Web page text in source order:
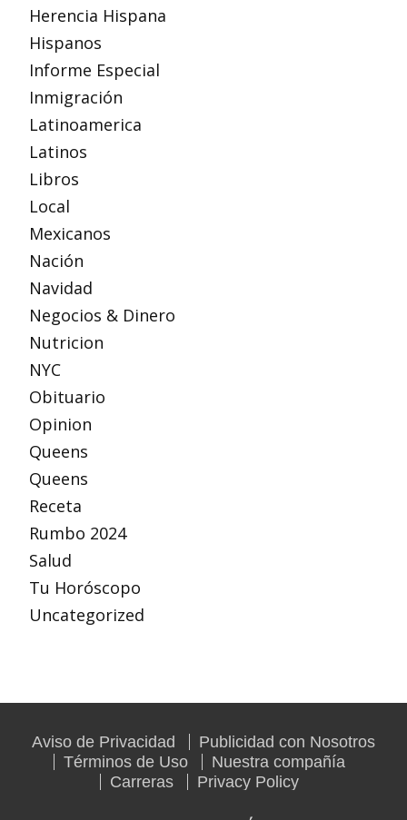
Herencia Hispana
Hispanos
Informe Especial
Inmigración
Latinoamerica
Latinos
Libros
Local
Mexicanos
Nación
Navidad
Negocios & Dinero
Nutricion
NYC
Obituario
Opinion
Queens
Queens
Receta
Rumbo 2024
Salud
Tu Horóscopo
Uncategorized
Aviso de Privacidad
Publicidad con Nosotros
Términos de Uso
Nuestra compañía
Carreras
Privacy Policy